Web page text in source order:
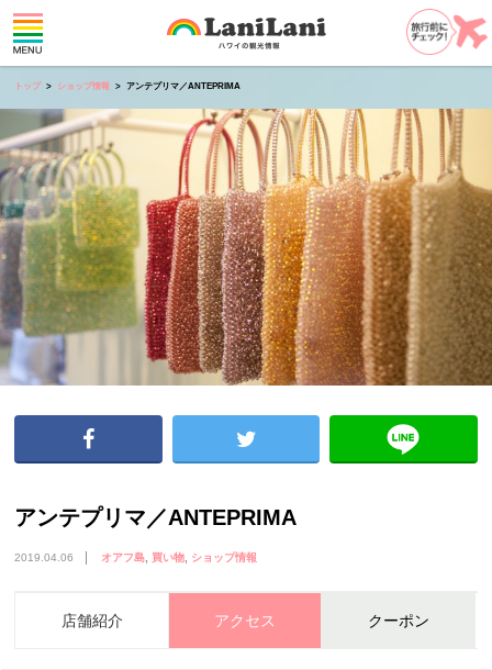
トップ ショップ情報 アンテプリマ／ANTEPRIMA
アンテプリマ／ANTEPRIMA
2019.04.06 オアフ島 買い物 ショップ情報
店舗紹介 アクセス クーポン